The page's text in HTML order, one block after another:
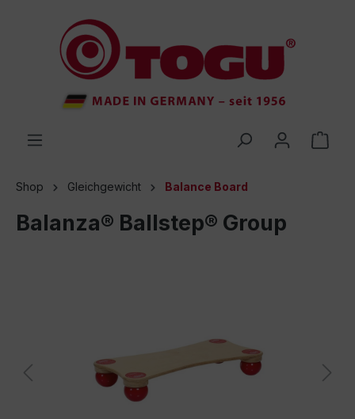
springen
Shop Gleichgewicht Balance Board
Balanza® Ballstep® Group